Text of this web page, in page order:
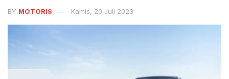
BY MOTORIS Kamis, 20 Juli 2023